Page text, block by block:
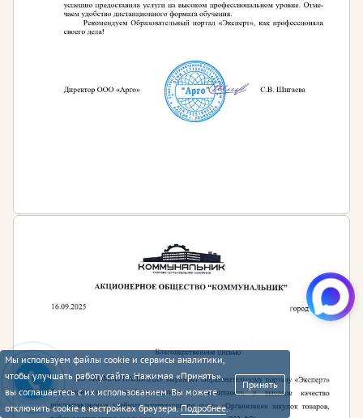
Мы используем файлы cookie и сервисы аналитики,
чтобы улучшать работу сайта. Нажимая «Принять»,
вы соглашаетесь с их использованием. Вы можете
отключить cookie в настройках браузера.Подробнее.
Принять